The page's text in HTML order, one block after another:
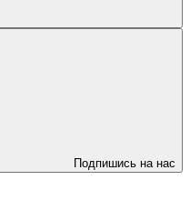
Подпишись на нас